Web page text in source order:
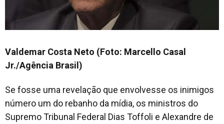
Valdemar Costa Neto (Foto: Marcello Casal
Jr./Agência Brasil)
Se fosse uma revelação que envolvesse os inimigos
número um do rebanho da mídia, os ministros do
Supremo Tribunal Federal Dias Toffoli e Alexandre de